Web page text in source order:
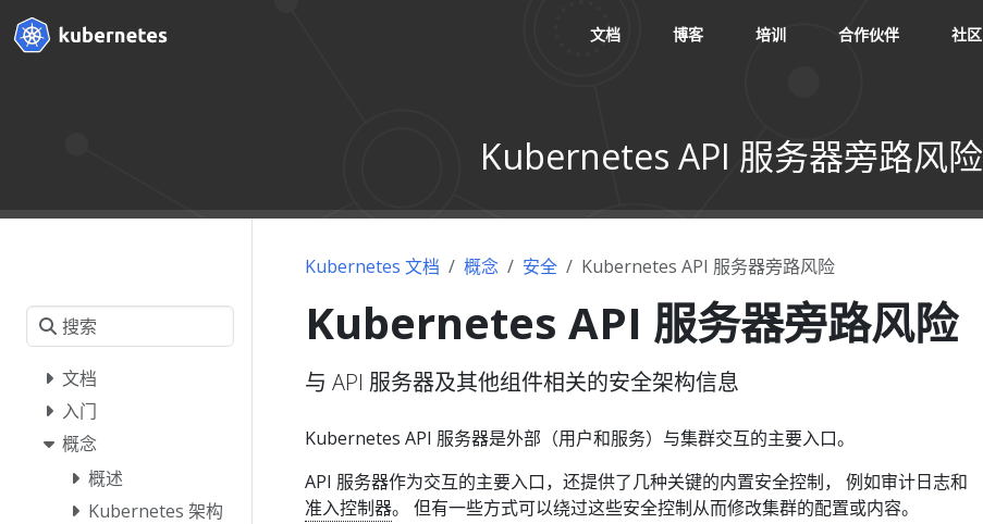
文档 博客 培训 合作伙伴 社区
Kubernetes API 服务器旁路风险
文档
入门
概念
概述
Kubernetes 架构
Kubernetes 文档 概念 安全 Kubernetes API 服务器旁路风险
Kubernetes API 服务器旁路风险
与 API 服务器及其他组件相关的安全架构信息
Kubernetes API 服务器是外部（用户和服务）与集群交互的主要入口。
API 服务器作为交互的主要入口，还提供了几种关键的内置安全控制， 例如审计日志和
准入控制器。 但有一些方式可以绕过这些安全控制从而修改集群的配置或内容。